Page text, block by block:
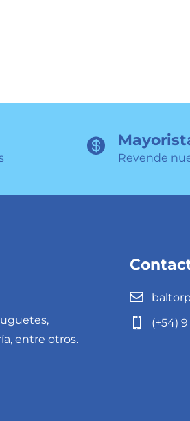

Revende
entre otros.

 (+54)